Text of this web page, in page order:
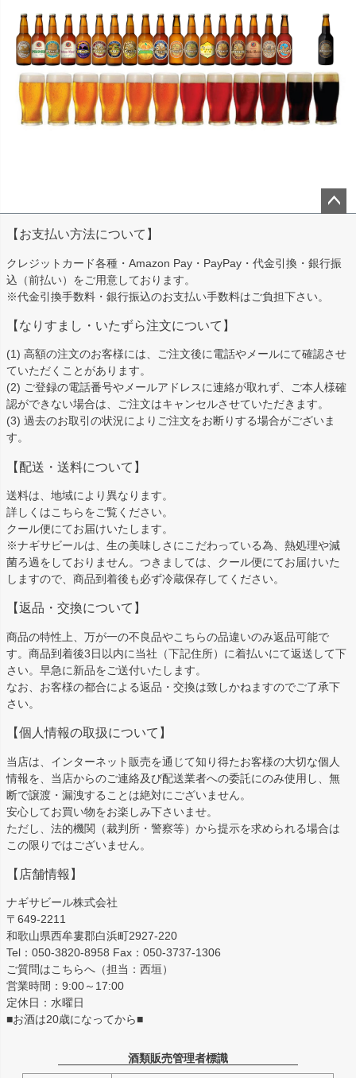
ップ
へ
【お支払い方法について】
クレジットカード各種・Amazon Pay・PayPay・代金引換・銀行振
込（前払い）をご用意しております。
※代金引換手数料・銀行振込のお支払い手数料はご負担下さい。
【なりすまし・いたずら注文について】
(1) 高額の注文のお客様には、ご注文後に電話やメールにて確認させ
ていただくことがあります。
(2) ご登録の電話番号やメールアドレスに連絡が取れず、ご本人様確
認ができない場合は、ご注文はキャンセルさせていただきます。
(3) 過去のお取引の状況によりご注文をお断りする場合がございま
す。
【配送・送料について】
送料は、地域により異なります。
詳しくはこちらをご覧ください。
クール便にてお届けいたします。
※ナギサビールは、生の美味しさにこだわっている為、熱処理や減
菌ろ過をしておりません。つきましては、クール便にてお届けいた
しますので、商品到着後も必ず冷蔵保存してください。
【返品・交換について】
商品の特性上、万が一の不良品やこちらの品違いのみ返品可能で
す。商品到着後3日以内に当社（下記住所）に着払いにて返送して下
さい。早急に新品をご送付いたします。
なお、お客様の都合による返品・交換は致しかねますのでご了承下
さい。
【個人情報の取扱について】
当店は、インターネット販売を通じて知り得たお客様の大切な個人
情報を、当店からのご連絡及び配送業者への委託にのみ使用し、無
断で譲渡・漏洩することは絶対にございません。
安心してお買い物をお楽しみ下さいませ。
ただし、法的機関（裁判所・警察等）から提示を求められる場合は
この限りではございません。
【店舗情報】
ナギサビール株式会社
〒649-2211
和歌山県西牟婁郡白浜町2927-220
Tel：050-3820-8958 Fax：050-3737-1306
ご質問はこちらへ（担当：西垣）
営業時間：9:00～17:00
定休日：水曜日
■お酒は20歳になってから■
酒類販売管理者標識